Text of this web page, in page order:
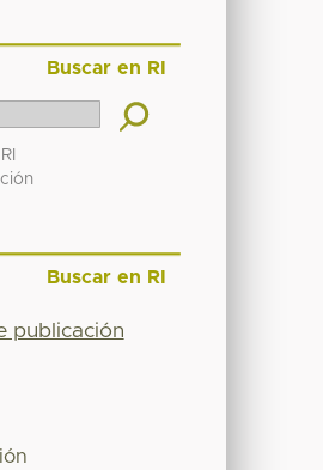
Buscar en RI
Buscar en RI
publicación